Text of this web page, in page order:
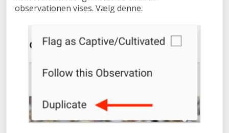
observationen vises. Vælg denne.